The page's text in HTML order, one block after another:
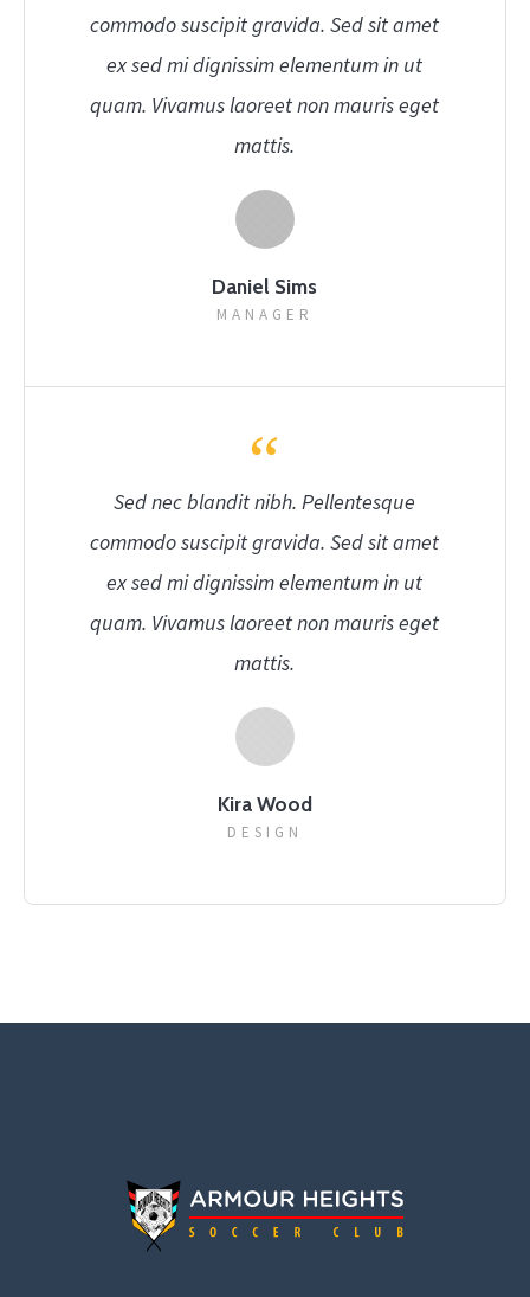
commodo suscipit gravida. Sed sit amet
ex sed mi dignissim elementum in ut
quam. Vivamus laoreet non mauris eget
mattis.
Daniel Sims
MANAGER
Sed nec blandit nibh. Pellentesque
commodo suscipit gravida. Sed sit amet
ex sed mi dignissim elementum in ut
quam. Vivamus laoreet non mauris eget
mattis.
Kira Wood
DESIGN